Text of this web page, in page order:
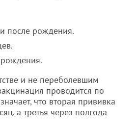
после рождения.
и не переболевшим
проводится по
что вторая прививка
а третья через полгода